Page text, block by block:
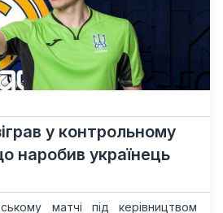
у контрольному
наробив українець
матчі під керівництвом